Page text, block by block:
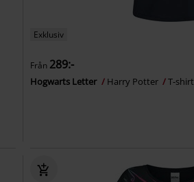
Exklusiv
Från 289:-
Hogwarts Letter Harry Potter T-shirt